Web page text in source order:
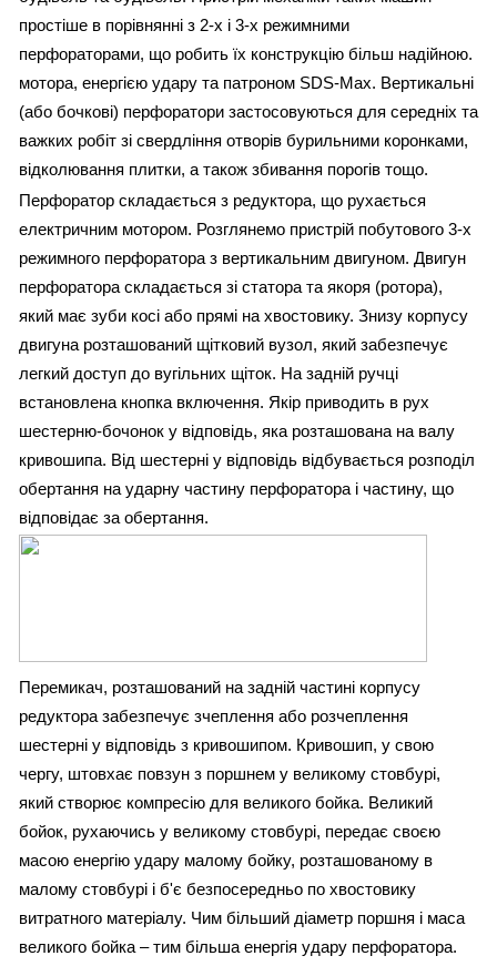
простіше в порівнянні з 2-х і 3-х режимними
перфораторами, що робить їх конструкцію більш надійною.
мотора, енергією удару та патроном SDS-Max. Вертикальні
(або бочкові) перфоратори застосовуються для середніх та
важких робіт зі свердління отворів бурильними коронками,
відколювання плитки, а також збивання порогів тощо.
Перфоратор складається з редуктора, що рухається
електричним мотором. Розглянемо пристрій побутового 3-х
режимного перфоратора з вертикальним двигуном. Двигун
перфоратора складається зі статора та якоря (ротора),
який має зуби косі або прямі на хвостовику. Знизу корпусу
двигуна розташований щітковий вузол, який забезпечує
легкий доступ до вугільних щіток. На задній ручці
встановлена кнопка включення. Якір приводить в рух
шестерню-бочонок у відповідь, яка розташована на валу
кривошипа. Від шестерні у відповідь відбувається розподіл
обертання на ударну частину перфоратора і частину, що
відповідає за обертання.
Перемикач, розташований на задній частині корпусу
редуктора забезпечує зчеплення або розчеплення
шестерні у відповідь з кривошипом. Кривошип, у свою
чергу, штовхає повзун з поршнем у великому стовбурі,
який створює компресію для великого бойка. Великий
бойок, рухаючись у великому стовбурі, передає своєю
масою енергію удару малому бойку, розташованому в
малому стовбурі і б'є безпосередньо по хвостовику
витратного матеріалу. Чим більший діаметр поршня і маса
великого бойка – тим більша енергія удару перфоратора.